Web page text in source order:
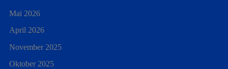
Mai 2026
April 2026
November 2025
Oktober 2025